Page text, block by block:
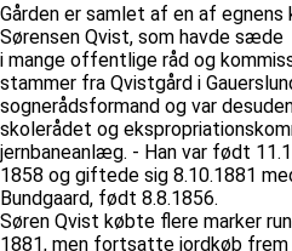
Gården er samlet af en af
Sørensen Qvist, som havde sæde
i mange offentlige råd og
stammer fra Qvistgård i
sognerådsformand og var
skolerådet og
jernbaneanlæg. - Han var født
1858 og giftede sig 8.10.1881
Bundgaard, født 8.8.1856.
Søren Qvist købte flere marker
1881, men fortsatte jordkøb frem